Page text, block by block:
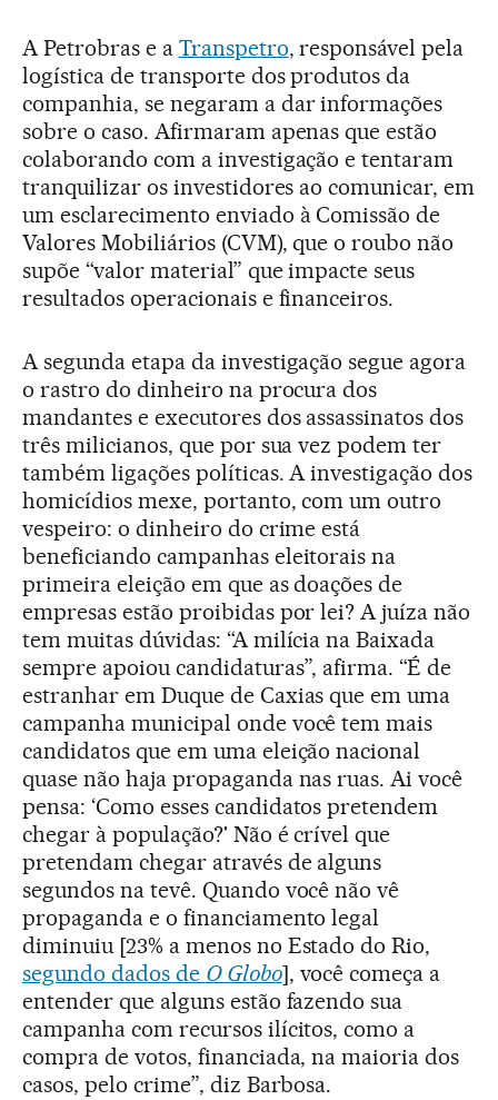
A Petrobras e a Transpetro, responsável pela
logística de transporte dos produtos da
companhia, se negaram a dar informações
sobre o caso. Afirmaram apenas que estão
colaborando com a investigação e tentaram
tranquilizar os investidores ao comunicar, em
um esclarecimento enviado à Comissão de
Valores Mobiliários (CVM), que o roubo não
supõe “valor material” que impacte seus
resultados operacionais e financeiros.
A segunda etapa da investigação segue agora
o rastro do dinheiro na procura dos
mandantes e executores dos assassinatos dos
três milicianos, que por sua vez podem ter
também ligações políticas. A investigação dos
homicídios mexe, portanto, com um outro
vespeiro: o dinheiro do crime está
beneficiando campanhas eleitorais na
primeira eleição em que as doações de
empresas estão proibidas por lei? A juíza não
tem muitas dúvidas: “A milícia na Baixada
sempre apoiou candidaturas”, afirma. “É de
estranhar em Duque de Caxias que em uma
campanha municipal onde você tem mais
candidatos que em uma eleição nacional
quase não haja propaganda nas ruas. Ai você
pensa: ‘Como esses candidatos pretendem
chegar à população?' Não é crível que
pretendam chegar através de alguns
segundos na tevê. Quando você não vê
propaganda e o financiamento legal
diminuiu [23% a menos no Estado do Rio,
segundo dados de O Globo], você começa a
entender que alguns estão fazendo sua
campanha com recursos ilícitos, como a
compra de votos, financiada, na maioria dos
casos, pelo crime”, diz Barbosa.